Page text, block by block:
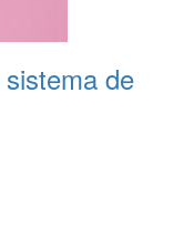
de